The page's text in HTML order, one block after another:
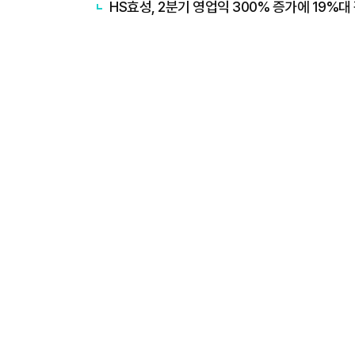
HS효성, 2분기 영업익 300% 증가에 19%대